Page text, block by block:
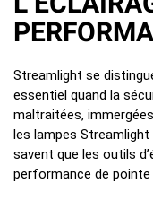
Streamlight se
essentiel quand la
maltraitées,
les lampes
savent que les outils
performance de